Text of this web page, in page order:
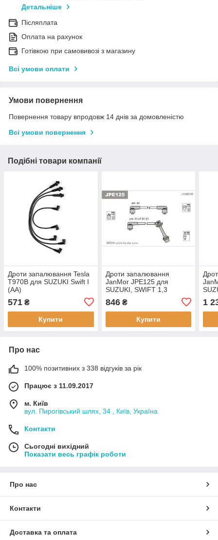
Детальніше
Післяплата
Оплата на рахунок
Готівкою при самовивозі з магазину
Всі умови оплати
Умови повернення
Повернення товару впродовж 14 днів за домовленістю
Всі умови повернення
Подібні товари компанії
Дроти запалювання Tesla
T970B для SUZUKI Swift I
(AA)
571 ₴
Купити
Дроти запалювання
JanMor JPE125 для
SUZUKI, SWIFT 1,3
двиг. G13A
846₴
Купити
1
Про нас
100% позитивних з 338 відгуків за рік
Працює з 11.09.2017
м. Київ
вул. Пирогівський шлях, 34 , Київ, Україна
Контакти
Сьогодні вихідний
Показати весь графік роботи
Про нас
Контакти
Доставка та оплата